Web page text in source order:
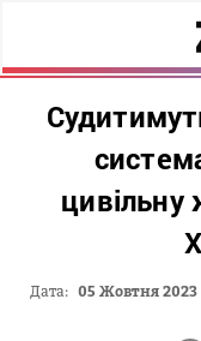
цивільну
Дата: 05 Жовтня 2023